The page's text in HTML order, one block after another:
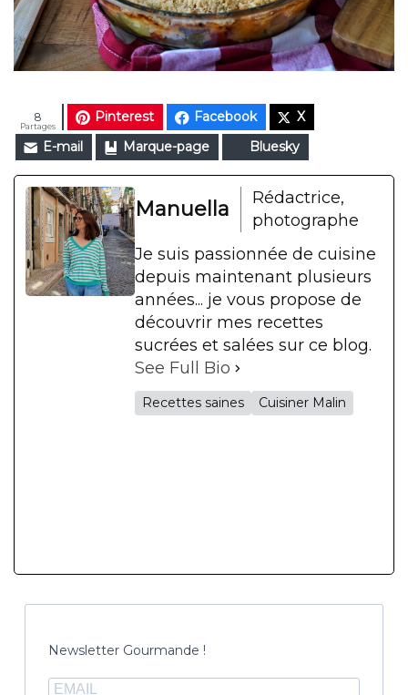
Pinterest Facebook
X
E-mail
Marque-page Bluesky
Partages
8
Manuella
Rédactrice,
photographe
Je suis passionnée de cuisine
depuis maintenant plusieurs
années... je vous propose de
découvrir mes recettes
sucrées et salées sur ce blog.
See Full Bio
Recettes saines Cuisiner Malin
Newsletter Gourmande !